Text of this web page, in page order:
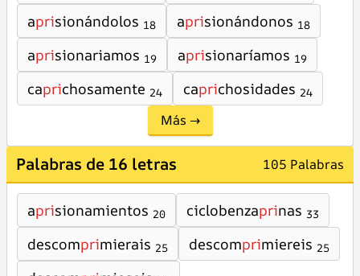
aprisionándolos 18 aprisionándonos 18
aprisionariamos 19 aprisionaríamos 19
caprichosamente 24 caprichosidades 24
Más →
Palabras de 16 letras 105 Palabras
aprisionamientos 20 ciclobenzaprinas 33
descomprimierais 25 descomprimiereis 25